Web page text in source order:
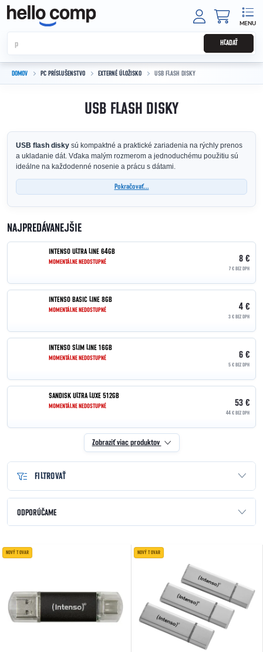
Prejsť na obsah
HĽADAŤ
DOMOV PC PRÍSLUŠENSTVO EXTERNÉ ÚLOŽISKO USB FLASH DISKY
USB FLASH DISKY
USB flash disky sú kompaktné a praktické zariadenia na rýchly prenos
a ukladanie dát. Vďaka malým rozmerom a jednoduchému použitiu sú
ideálne na každodenné nosenie a prácu s dátami.
Pokračovať...
NAJPREDÁVANEJŠIE
INTENSO ULTRA LINE 64GB
MOMENTÁLNE NEDOSTUPNÉ 8 €
7 € BEZ DPH
INTENSO BASIC LINE 8GB
MOMENTÁLNE NEDOSTUPNÉ 4 €
3 € BEZ DPH
INTENSO SLIM LINE 16GB
MOMENTÁLNE NEDOSTUPNÉ 6 €
5 € BEZ DPH
SANDISK ULTRA LUXE 512GB
MOMENTÁLNE NEDOSTUPNÉ 53 €
44 € BEZ DPH
Zobraziť viac produktov
FILTROVAŤ
Radenie produktov
ODPORÚČAME
NAJPREDÁVANEJŠIE
ABECEDNE
Výpis produktov
NOVÝ TOVAR NOVÝ TOVAR